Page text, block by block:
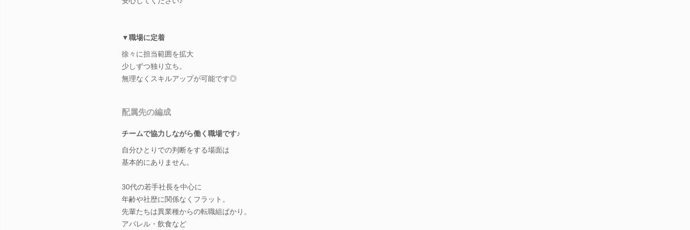
▼職場に定着
徐々に担当範囲を拡大
少しずつ独り立ち。
無理なくスキルアップが可能です◎
配属先の編成
チームで協力しながら働く職場です♪
自分ひとりでの判断をする場面は
基本的にありません。
30代の若手社長を中心に
年齢や社歴に関係なくフラット。
先輩たちは異業種からの転職組ばかり。
アパレル・飲食など